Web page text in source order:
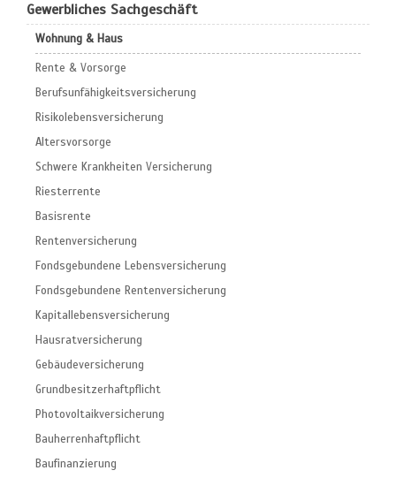
Gewerbliches Sachgeschäft
Wohnung & Haus
Rente & Vorsorge
Berufs­unfähigkeitsversicherung
Risikolebensversicherung
Altersvorsorge
Schwere Krankheiten Versicherung
Riesterrente
Basisrente
Rentenversicherung
Fondsgebundene Lebensversicherung
Fondsgebundene Rentenversicherung
Kapitallebensversicherung
Hausratversicherung
Gebäudeversicherung
Grundbesitzerhaftpflicht
Photovoltaikversicherung
Bauherrenhaftpflicht
Baufinanzierung